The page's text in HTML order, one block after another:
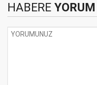
HABERE